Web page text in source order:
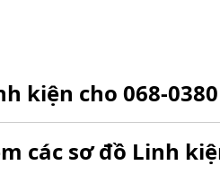
kiện cho 068-0380
các sơ đồ Linh